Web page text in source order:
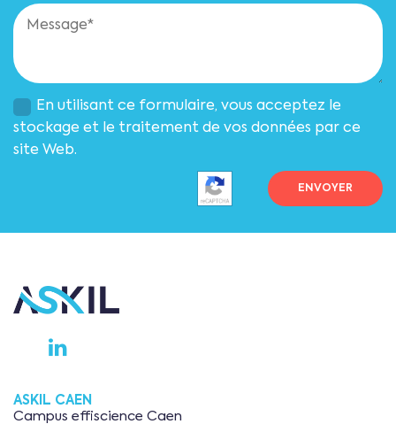
En utilisant ce formulaire, vous acceptez le
stockage et le traitement de vos données par ce
site Web.
ASKIL CAEN
Campus effiscience Caen